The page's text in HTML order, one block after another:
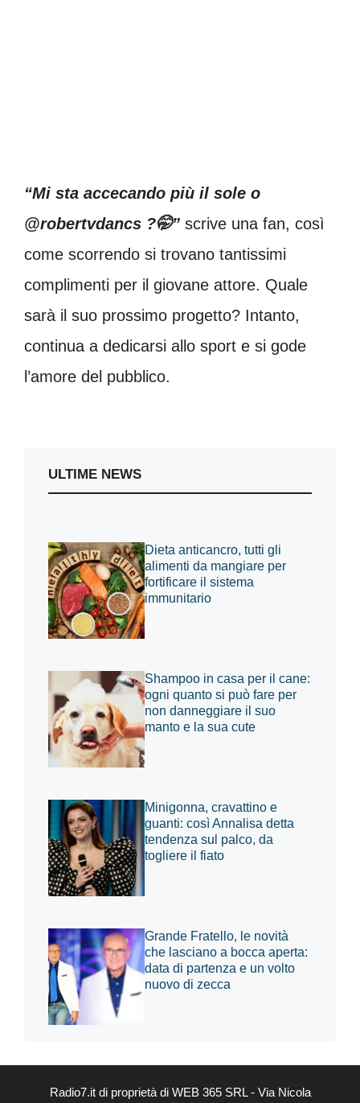
“Mi sta accecando più il sole o
@robertvdancs ?🤭” scrive una fan, così
come scorrendo si trovano tantissimi
complimenti per il giovane attore. Quale
sarà il suo prossimo progetto? Intanto,
continua a dedicarsi allo sport e si gode
l’amore del pubblico.
ULTIME NEWS
Dieta anticancro, tutti gli
alimenti da mangiare per
fortificare il sistema
immunitario
Shampoo in casa per il cane:
ogni quanto si può fare per
non danneggiare il suo
manto e la sua cute
Minigonna, cravattino e
guanti: così Annalisa detta
tendenza sul palco, da
togliere il fiato
Grande Fratello, le novità
che lasciano a bocca aperta:
data di partenza e un volto
nuovo di zecca
Radio7.it di proprietà di WEB 365 SRL - Via Nicola